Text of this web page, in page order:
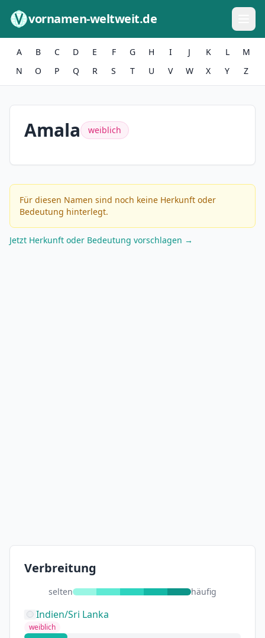
vornamen-weltweit.de
A B C D E F G H I J K L
M
N
O P Q R S T U V W X Y Z
Amala weiblich
Für diesen Namen sind noch keine Herkunft oder
Bedeutung hinterlegt.
Jetzt Herkunft oder Bedeutung vorschlagen →
Verbreitung
selten häufig
Indien/Sri Lanka
weiblich